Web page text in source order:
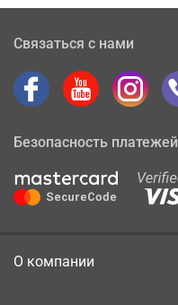
Связаться с нами
Безопасность платежей
О компании